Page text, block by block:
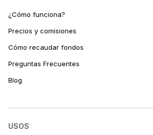
¿Cómo funciona?
Precios y comisiones
Cómo recaudar fondos
Preguntas Frecuentes
Blog
USOS